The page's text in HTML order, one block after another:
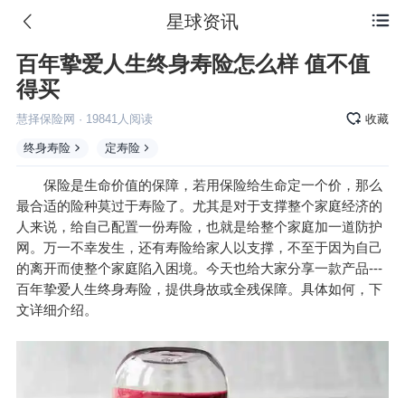
 星球资讯
百年挚爱人生终身寿险怎么样 值不值
得买
慧择保险网 · 19841 人阅读 收藏
终身寿险 定寿险
保险是生命价值的保障，若用保险给生命定一个价，那么
最合适的险种莫过于寿险了。尤其是对于支撑整个家庭经济的
人来说，给自己配置一份寿险，也就是给整个家庭加一道防护
网。万一不幸发生，还有寿险给家人以支撑，不至于因为自己
的离开而使整个家庭陷入困境。今天也给大家分享一款产品---
百年挚爱人生终身寿险，提供身故或全残保障。具体如何，下
文详细介绍。